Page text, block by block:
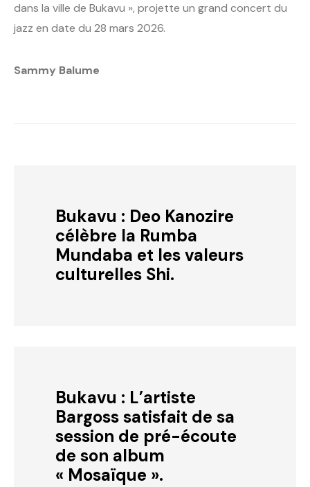
dans la ville de Bukavu », projette un grand concert du
jazz en date du 28 mars 2026.
Sammy Balume
Bukavu : Deo Kanozire
célèbre la Rumba
Mundaba et les valeurs
culturelles Shi.
Bukavu : L’artiste
Bargoss satisfait de sa
session de pré-écoute
de son album
« Mosaïque ».